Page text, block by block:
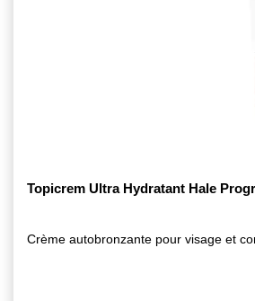
Topicrem Ultra Hydratant Hale
Crème autobronzante pour visage et